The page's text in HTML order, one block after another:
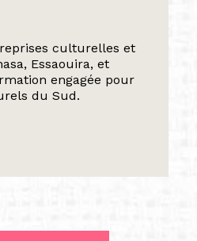
culturelles et
Essaouira, et
engagée pour
du Sud.